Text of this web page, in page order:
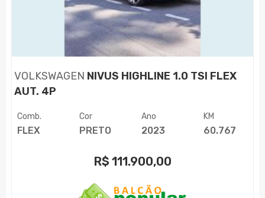
VOLKSWAGEN NIVUS HIGHLINE 1.0 TSI FLEX
AUT. 4P
Comb.
FLEX
Cor
PRETO
Ano
2023
KM
60.767
R$ 111.900,00